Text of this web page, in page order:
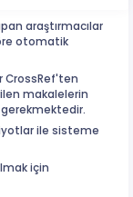
araştırmacılar
otomatik
CrossRef'ten
makalelerin
gerekmektedir.
ile sisteme
için